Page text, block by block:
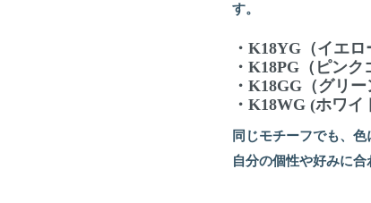
・K18YG（イエ
・K18PG（ピン
・K18GG（グリ
・K18WG (ホワ
同じモチーフでも、
自分の個性や好みに合